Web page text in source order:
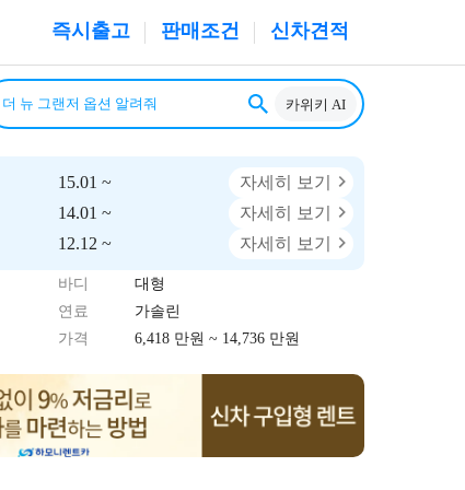
즉시출고 판매조건 신차견적
카위키 AI
15.01 ~
자세히 보기
14.01 ~
자세히 보기
12.12 ~ 자세히 보기
바디
대형
연료
가솔린
가격 6,418 만원 ~ 14,736 만원